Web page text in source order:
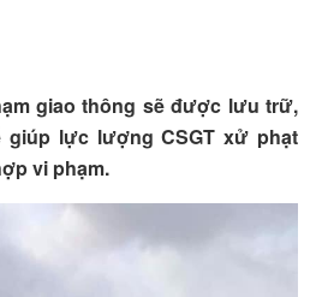
giao thông sẽ được lưu trữ,
giúp lực lượng CSGT xử phạt
vi phạm.